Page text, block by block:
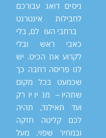
ניסים דואג עבורכם
לחבילות אינטרנט
ברחבי העולם, בלי
כאבי ראש ובלי
לקרוע את הכיס. יש
לנו פריסה רחבה כך
שכמעט בכל מקום
שתהיו – מניו יורק
ועד תאילנד, תהיה
לכם קליטה חזקה
ובמחיר שפוי. מעל